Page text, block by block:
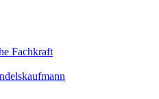
Fachkraft